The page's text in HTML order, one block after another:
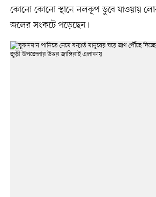
কোনো কোনো স্থানে নলকূপ ডুবে যাওয়ায়
জলের সংকটে পড়েছেন।